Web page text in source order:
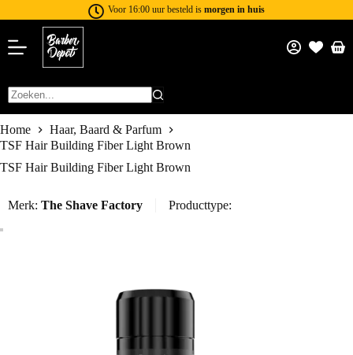
Voor 16:00 uur besteld is morgen in huis
Home
Haar, Baard & Parfum
TSF Hair Building Fiber Light Brown
TSF Hair Building Fiber Light Brown
Merk: The Shave Factory Producttype: